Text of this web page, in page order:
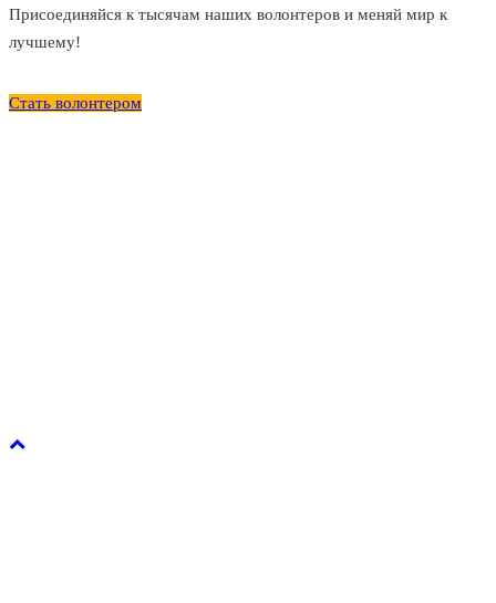
Присоединяйся к тысячам наших волонтеров и меняй мир к
лучшему!
Стать волонтером